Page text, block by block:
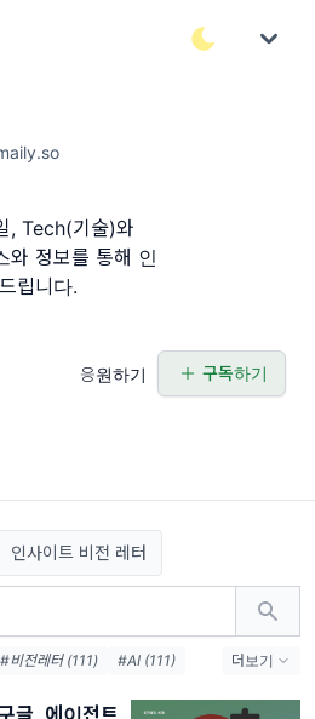
, Tech(기술)와
와 정보를 통해 인
립니다.
응원하기 구독하기
인사이트 비전 레터
#비전레터 (111)
#AI (111)
더보기
글, 에이전트